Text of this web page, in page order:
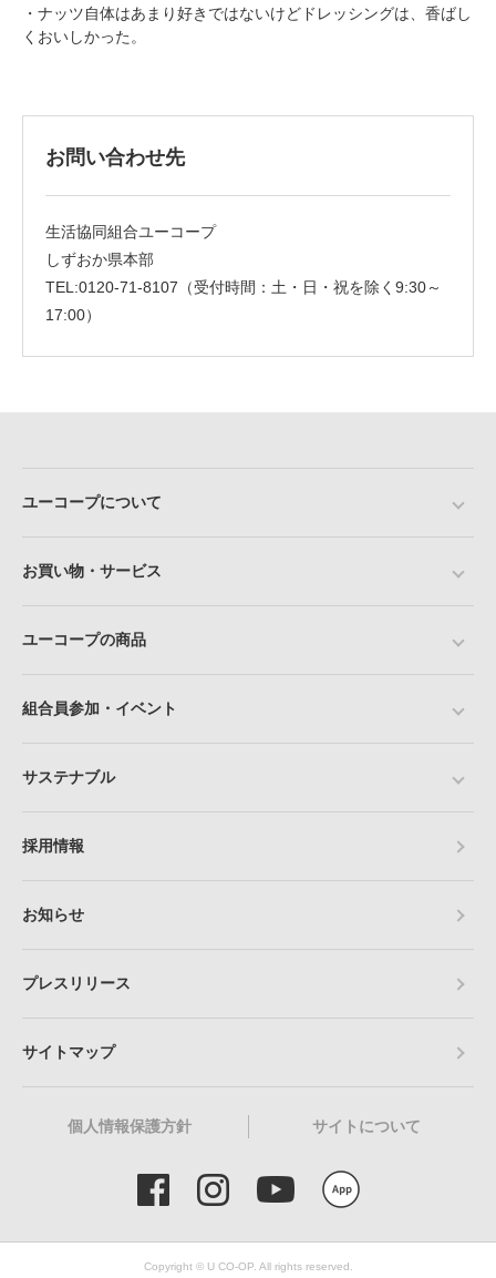
・ナッツ自体はあまり好きではないけどドレッシングは、香ばし
くおいしかった。
お問い合わせ先
生活協同組合ユーコープ
しずおか県本部
TEL:0120-71-8107（受付時間：土・日・祝を除く9:30～
17:00）
ユーコープについて
お買い物・サービス
ユーコープの商品
組合員参加・イベント
サステナブル
採用情報
お知らせ
プレスリリース
サイトマップ
個人情報保護方針 サイトについて
Copyright © U CO-OP. All rights reserved.